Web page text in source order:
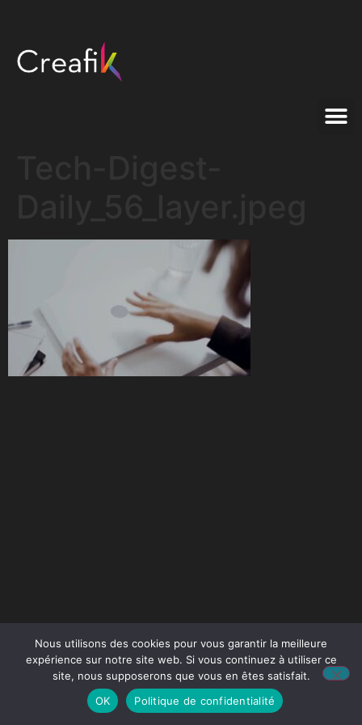
Nous utilisons des cookies pour vous garantir la meilleure
expérience sur notre site web. Si vous continuez à utiliser ce
site, nous supposerons que vous en êtes satisfait.
OK
Politique de confidentialité